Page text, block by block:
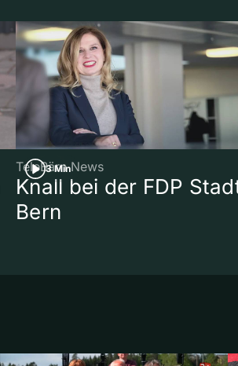
3 Min
TeleBärn News
Knall bei der FDP
Bern